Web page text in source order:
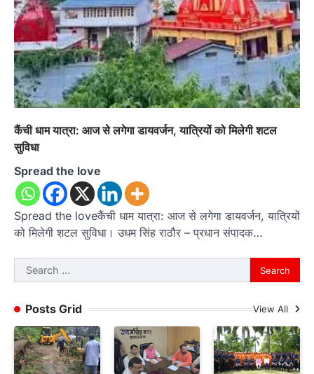
कैंची धाम यात्रा: आज से लगेगा डायवर्जन, यात्रियों को मिलेगी शटल
सुविधा
Spread the love
Spread the loveकैंची धाम यात्रा: आज से लगेगा डायवर्जन, यात्रियों
को मिलेगी शटल सुविधा। उधम सिंह राठौर – प्रधान संपादक…
Search
for:
Posts Grid
View All